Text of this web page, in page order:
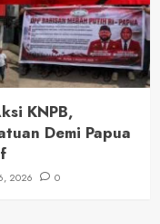
KNPB,
Demi Papua
2026 0